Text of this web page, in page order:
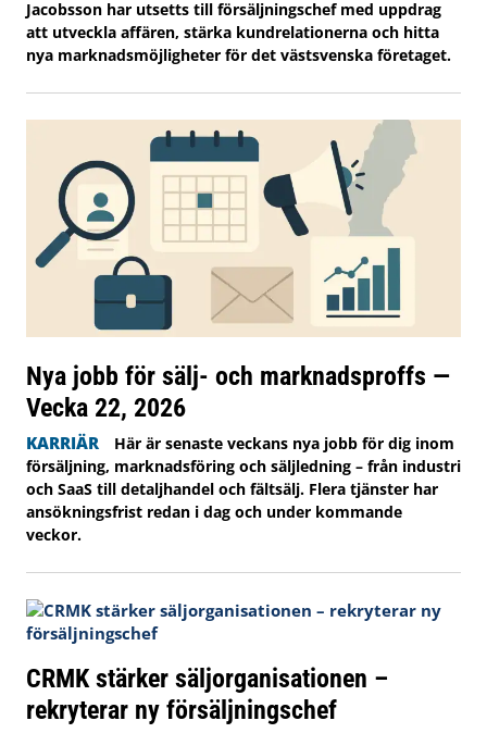
Jacobsson har utsetts till försäljningschef med uppdrag
att utveckla affären, stärka kundrelationerna och hitta
nya marknadsmöjligheter för det västsvenska företaget.
Nya jobb för sälj- och marknadsproffs —
Vecka 22, 2026
KARRIÄR
Här är senaste veckans nya jobb för dig inom
försäljning, marknadsföring och säljledning – från industri
och SaaS till detaljhandel och fältsälj. Flera tjänster har
ansökningsfrist redan i dag och under kommande
veckor.
CRMK stärker säljorganisationen –
rekryterar ny försäljningschef